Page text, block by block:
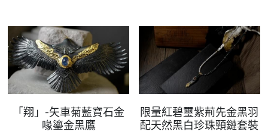
日本語
「翔」-矢車菊藍寶石金
喙鎏金黑鷹
限量紅碧璽紫荊先金黑羽
配天然黑白珍珠頸鏈套裝